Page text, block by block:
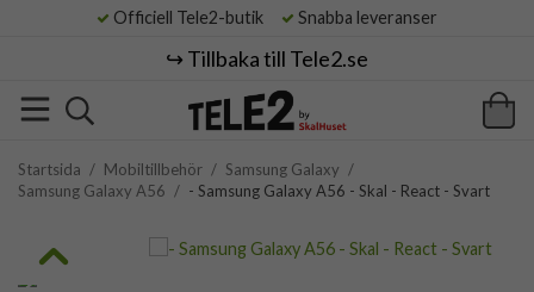
Officiell Tele2-butik Snabba leveranser
↪️ Tillbaka till Tele2.se
Startsida / Mobiltillbehör / Samsung Galaxy /
Samsung Galaxy A56 / - Samsung Galaxy A56 - Skal - React - Svart